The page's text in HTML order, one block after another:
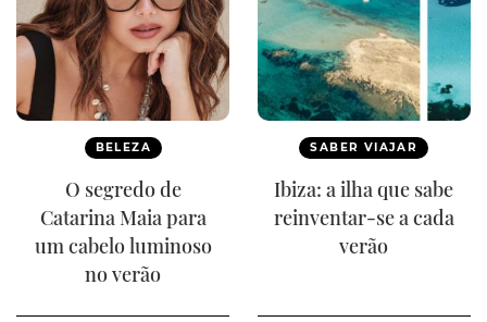
BELEZA
O segredo de
Catarina Maia para
um cabelo luminoso
no verão
SABER VIAJAR
Ibiza: a ilha que sabe
reinventar-se a cada
verão